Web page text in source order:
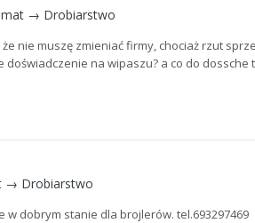
→ Drobiarstwo
nie muszę zmieniać firmy, chociaż rzut
doświadczenie na wipaszu? a co do dossche
→ Drobiarstwo
dobrym stanie dla brojlerów. tel.693297469